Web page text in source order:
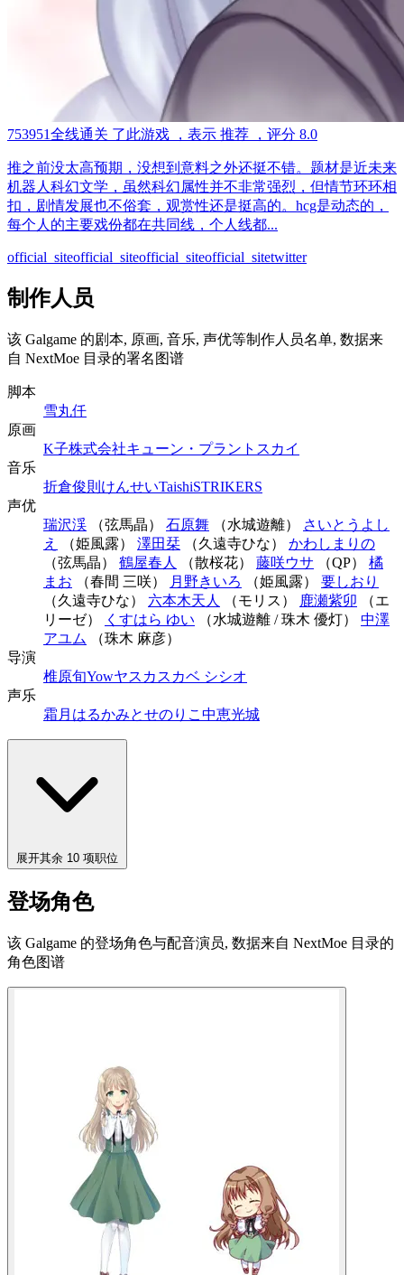
753951全线通关 了此游戏 ，表示 推荐 ，评分 8.0
推之前没太高预期，没想到意料之外还挺不错。题材是近未来
机器人科幻文学，虽然科幻属性并不非常强烈，但情节环环相
扣，剧情发展也不俗套，观赏性还是挺高的。hcg是动态的，
每个人的主要戏份都在共同线，个人线都...
official_siteofficial_siteofficial_siteofficial_sitetwitter
制作人员
该 Galgame 的剧本, 原画, 音乐, 声优等制作人员名单, 数据来
自 NextMoe 目录的署名图谱
脚本
雪丸仟
原画
K子株式会社キューン・プラント スカイ
音乐
折倉俊則 けんせいTaishiSTRIKERS
声优
瑞沢渓 （弦馬晶） 石原舞 （水城遊離）
さいとうよし
え
（姫風露） 澤田栞 （久遠寺ひな） かわしまりの
（弦馬晶） 鶴屋春人 （散桜花） 藤咲ウサ （QP） 橘
まお （春間 三咲） 月野きいろ （姫風露） 要しおり
（久遠寺ひな） 六本木天人 （モリス） 鹿瀬紫卯 （エ
リーゼ）
くすはら ゆい （水城遊離 / 珠木 優灯） 中澤
アユム
（珠木 麻彦）
导演
椎原旬Yowヤス カスカベ シシオ
声乐
霜月はるかみとせのりこ 中恵光城
展开其余 10 项职位
登场角色
该 Galgame 的登场角色与配音演员, 数据来自 NextMoe 目录的
角色图谱